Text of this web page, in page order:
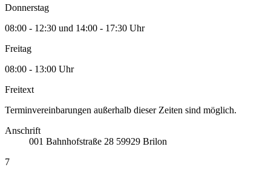
Donnerstag
08:00 - 12:30 und 14:00 - 17:30 Uhr
Freitag
08:00 - 13:00 Uhr
Freitext
Terminvereinbarungen außerhalb dieser Zeiten sind möglich.
Anschrift
001 Bahnhofstraße 28 59929 Brilon
7